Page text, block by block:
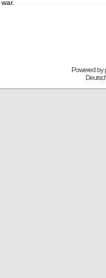
Powered by